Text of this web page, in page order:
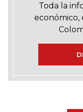
Toda la
económico,